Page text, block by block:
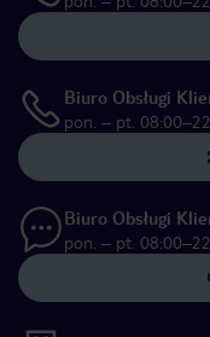
Biuro Obsługi
pon. – pt.
Biuro Obsługi
pon. – pt.